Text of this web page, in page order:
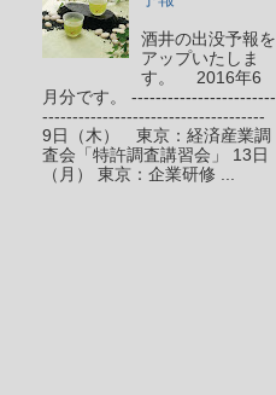
酒井の出没予報を
アップいたしま
す。 2016年6
月分です。 ------------------------
-------------------------------------
9日（木） 東京：経済産業調
査会「特許調査講習会」 13日
（月） 東京：企業研修 ...